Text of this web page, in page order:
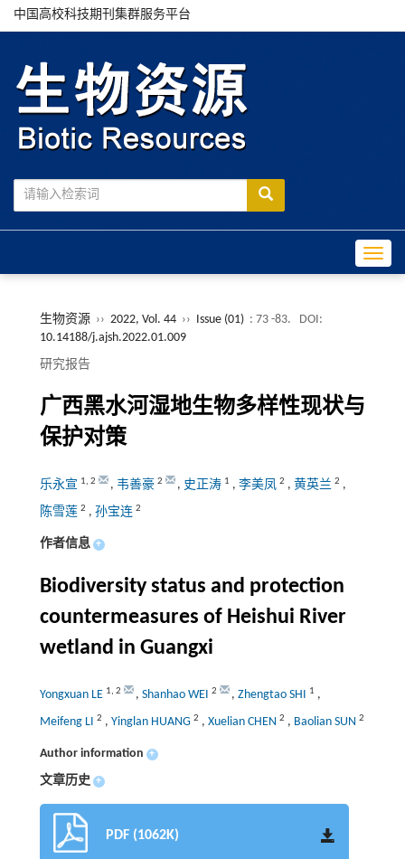
中国高校科技期刊集群服务平台
生物资源 ›› 2022, Vol. 44 ›› Issue (01) : 73 -83.
DOI:
10.14188/j.ajsh.2022.01.009
研究报告
广西黑水河湿地生物多样性现状与
保护对策
乐永宣 1, 2 , 韦善豪 2 , 史正涛 1 , 李美凤 2 , 黄英兰 2 ,
陈雪莲 2 , 孙宝连 2
作者信息 +
Biodiversity status and protection
countermeasures of Heishui River
wetland in Guangxi
Yongxuan LE 1, 2 , Shanhao WEI 2 , Zhengtao SHI 1 ,
Meifeng LI 2 , Yinglan HUANG 2 , Xuelian CHEN 2 , Baolian SUN 2
Author information +
文章历史 +
PDF (1062K)